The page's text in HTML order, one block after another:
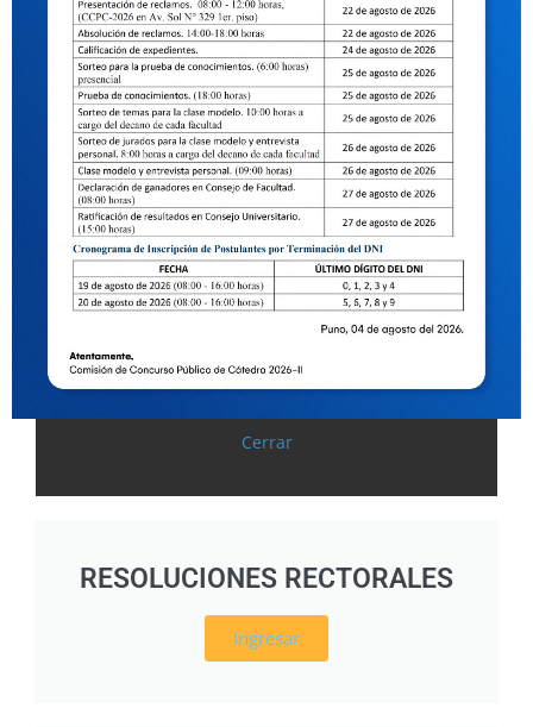
RESOLUCIONES RECTORALES
Ingresar
Cerrar